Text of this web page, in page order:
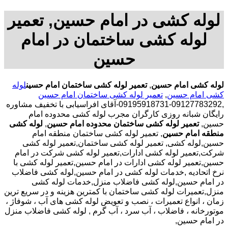
لوله کشی در امام حسین, تعمیر
لوله کشی ساختمان در امام
حسین
لوله کشی امام حسین,تعمیر لوله کشی ساختمان امام حسینلوله
کشی امام حسین, تعمیر لوله کشی ساختمان امام حسین
,09127783292-09195918731-آقای افراسیابی با تخفیف مشاوره
رایگان شبانه روزی کارگران مجرب لوله کشی محدوده امام
حسین,تعمیر لوله کشی ساختمان محدوده امام حسین, لوله کشی
منطقه امام حسین, تعمیر لوله کشی ساختمان منطقه امام
حسین,لوله کشی, تعمیر لوله کشی ساختمان,تعمیر لوله کشی
شرکت,تعمیر لوله کشی ادارات,تعمیر لوله کشی شرکت در امام
حسین,تعمیر لوله کشی ادارات در امام حسین,تعمیر لوله کشی با
نرخ اتحادیه ,خدمات لوله کشی در امام حسین,لوله کشی فاضلاب
در امام حسین,لوله کشی فاضلاب منزل,خدمات لوله کشی
منزل,تعمیرات لوله کشی ساختمان با کمترین هزینه و در سریع ترین
زمان ، انواع تعمیرات ، نصب و تعویض لوله کشی های آب ، شوفاژ ،
موتورخانه ، فاضلاب ، آب سرد ، آب گرم , لوله کشی فاضلاب منزل
در امام حسین,